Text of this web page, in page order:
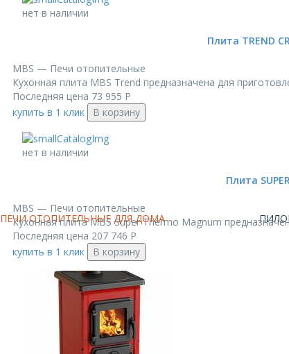
ПЕЧИ ОТОПИТЕЛЬНЫЕ ДЛЯ ДОМА
нет в наличии
Плита TREND
MBS — Печи отопительные
Кухонная плита MBS Trend предназначена для
Последняя цена 73 955 Р
купить в 1 клик
В корзину
нет в наличии
Плита
MBS — Печи отопительные
Кухонная плита MBS Super Thermo Magnum
Последняя цена 207 746 Р
купить в 1 клик
В корзину